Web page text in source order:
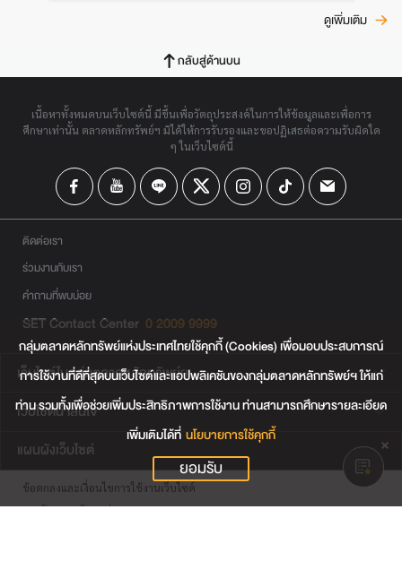
ดูเพิ่มเติม
กลับสู่ด้านบน
เนื้อหาทั้งหมดบนเว็บไซต์นี้ มีขึ้นเพื่อวัตถุประสงค์ในการให้ข้อมูลและเพื่อการ
ศึกษาเท่านั้น ตลาดหลักทรัพย์ฯ มิได้ให้การรับรองและขอปฏิเสธต่อความรับผิดใด
ๆ ในเว็บไซต์นี้
ติดต่อเรา
ร่วมงานกับเรา
คำถามที่พบบ่อย
SET Contact Center 0 2009 9999
เว็บไซต์ในกลุ่มตลาดหลักทรัพย์ฯ
เว็บไซต์น่าสนใจ
แผนผังเว็บไซต์
ข้อตกลงและเงื่อนไขการใช้งานเว็บไซต์
การคุ้มครองข้อมูลส่วนบุคคล
กลุ่มตลาดหลักทรัพย์แห่งประเทศไทยใช้คุกกี้ (Cookies) เพื่อมอบประสบการณ์
การใช้งานที่ดีที่สุดบนเว็บไซต์และแอปพลิเคชันของกลุ่มตลาดหลักทรัพย์ฯ ให้แก่
ท่าน รวมทั้งเพื่อช่วยเพิ่มประสิทธิภาพการใช้งาน ท่านสามารถศึกษารายละเอียด
เพิ่มเติมได้ที่ นโยบายการใช้คุกกี้
ยอมรับ